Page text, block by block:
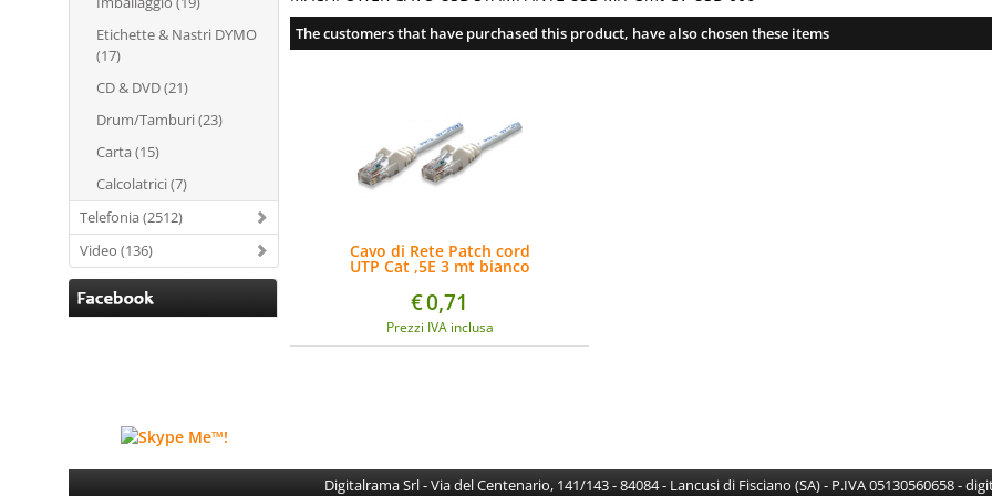
Etichette & Nastri DYMO
(17)
CD & DVD (21)
Drum/Tamburi (23)
Carta (15)
Calcolatrici (7)
Telefonia (2512)
Video (136)
The customers that have purchased this product, have also chosen these items
Cavo di Rete Patch cord
UTP Cat ,5E 3 mt bianco
€0,71
Prezzi IVA inclusa
Digitalrama Srl - Via del Centenario, 141/143 - 84084 - Lancusi di Fisciano (SA) - P.IVA 05130560658 -